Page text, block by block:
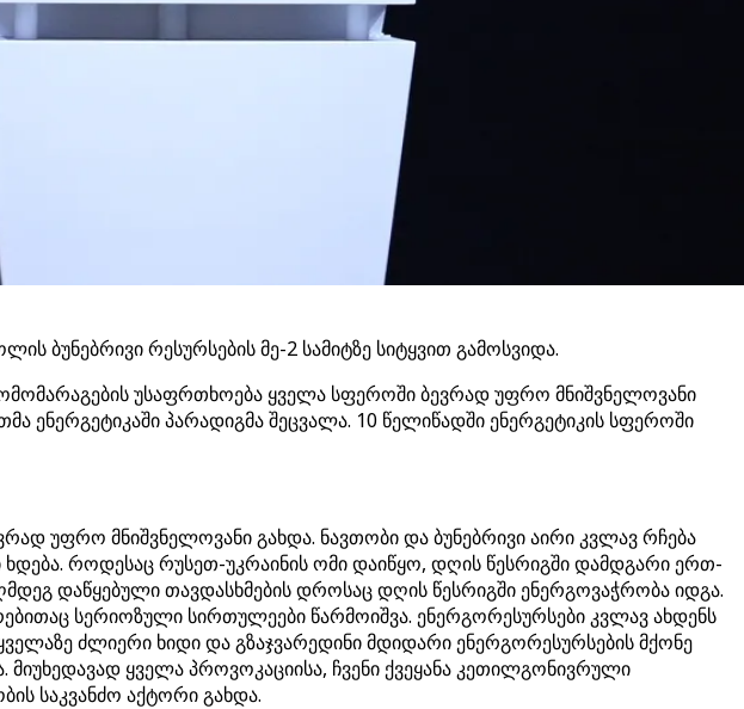
რესურსების მე-2 სამიტზე სიტყვით გამოსვიდა.
უსაფრთხოება ყველა სფეროში ბევრად უფრო მნიშვნელოვანი
პარადიგმა შეცვალა. 10 წელიწადში ენერგეტიკის სფეროში
უფრო მნიშვნელოვანი გახდა. ნავთობი და ბუნებრივი აირი კვლავ რჩება
როდესაც რუსეთ-უკრაინის ომი დაიწყო, დღის წესრიგში დამდგარი ერთ-
დაწყებული თავდასხმების დროსაც დღის წესრიგში ენერგოვაჭრობა იდგა.
სერიოზული სირთულეები წარმოიშვა. ენერგორესურსები კვლავ ახდენს
ძლიერი ხიდი და გზაჯვარედინი მდიდარი ენერგორესურსების მქონე
ყველა პროვოკაციისა, ჩვენი ქვეყანა კეთილგონივრული
საკვანძო აქტორი გახდა.